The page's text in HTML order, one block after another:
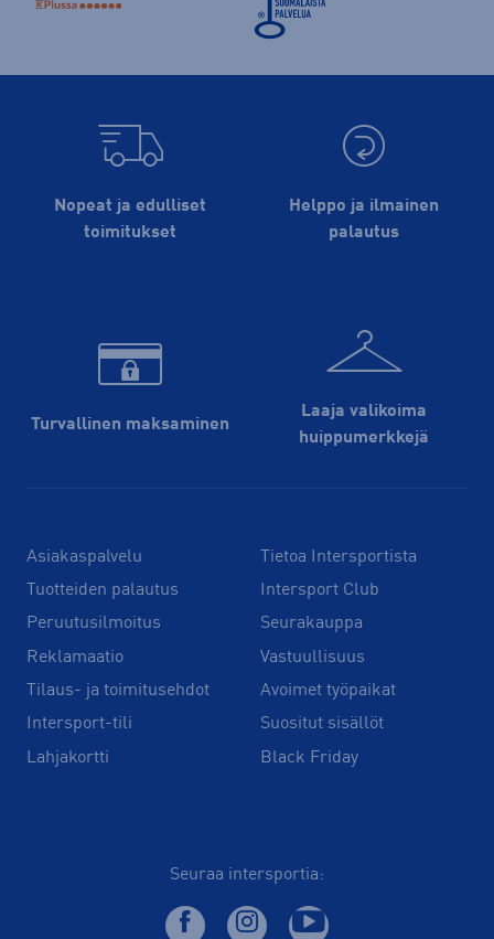
Nopeat ja edulliset
toimitukset
Helppo ja ilmainen
palautus
Turvallinen maksaminen
Laaja valikoima
huippu­merkkejä
Asiakaspalvelu
Tuotteiden palautus
Peruutusilmoitus
Reklamaatio
Tilaus- ja toimitusehdot
Intersport-tili
Lahjakortti
Tietoa Intersportista
Intersport Club
Seurakauppa
Vastuullisuus
Avoimet työpaikat
Suositut sisällöt
Black Friday
Seuraa intersportia: